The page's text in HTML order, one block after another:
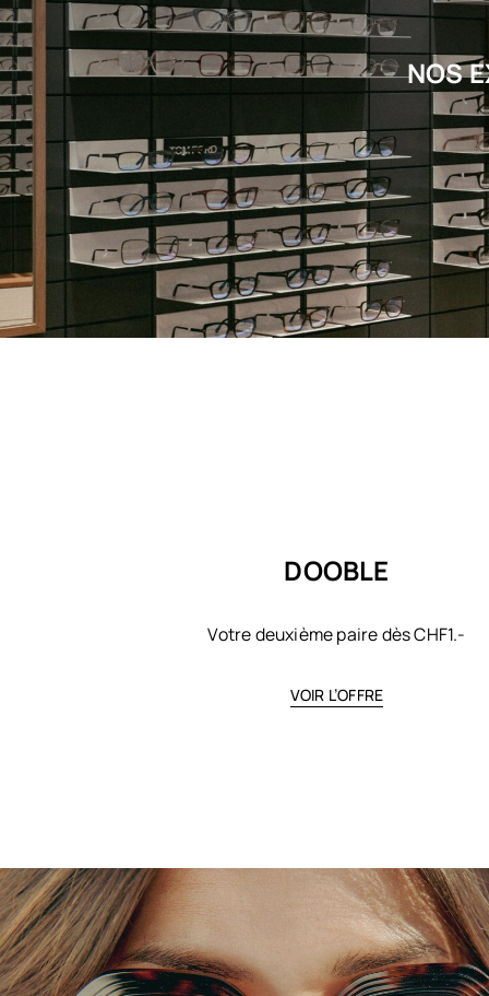
NOS
DOOBLE
Votre deuxième paire dès CHF1.-
VOIR L’OFFRE